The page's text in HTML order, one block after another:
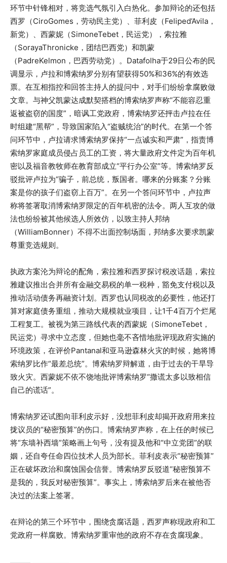
环节中针锋相对，将竞选气氛引入白热化。参加辩论的还包括
西罗（CiroGomes，劳动民主党）、菲利皮（Feliped’Avila，
新党）、西蒙妮（SimoneTebet，民运党），索拉雅
（SorayaThronicke，团结巴西党）和凯蒙
（PadreKelmon，巴西劳动党）。Datafolha于29日公布的民
调显示，卢拉和博索纳罗分别有望获得50%和36%的有效选
票。在互相指控和回答主持人的提问中，对手们纷纷拿腐败做
文章。与神父凯蒙达成默契搭档的博索纳罗声称“不能容忍重
返被盗窃的国度”，暗讽工党政府，博索纳罗还抨击卢拉在任
时组建“黑帮”，导致国家陷入“盗贼统治”的时代。在第一个答
问环节中，卢拉请求博索纳罗保持“一点诚实和严肃”，指责博
索纳罗家庭成员侵占员工的工资，将大量政府文件定为百年机
密以及福音教牧师在教育部成立“平行办公室”等。博索纳罗反
驳批评卢拉为“骗子，前总统，叛国者。哪来的分账案？分账
案是你的孩子们盗窃上百万”。在另一个答问环节中，卢拉声
称将签署取消博索纳罗限定的百年机密的法令。两人互攻的做
法也纷纷被其他候选人所效仿，以致主持人邦纳
（WilliamBonner）不得不出面控制场面，邦纳多次要求凯蒙
尊重竞选规则。
执政方案沦为辩论的配角，索拉雅和西罗探讨税改话题，索拉
雅建议推出合并所有金融交易税的单一税种，豁免支付税以及
推动活动债务再融资计划。西罗也认同税改的必要性，他还打
算对家庭债务重组，推动大规模就业项目，让1千4百万个烂尾
工程复工。被视为第三路线代表的西蒙妮（SimoneTebet，
民运党）寻求中立态度，但她也毫不吝惜地批评现政府实施的
环境政策，在评价Pantanal和亚马逊森林火灾的时候，她将博
索纳罗比作“最差总统”。博索纳罗辩解道，由于过去的干旱导
致火灾。西蒙妮不依不饶地批评博索纳罗“撒谎太多以致相信
自己的谎话”。
博索纳罗还试图向菲利皮示好，没想菲利皮却揭开政府用来拉
拢议员的“秘密预算”的伤口。博索纳罗声称，在上任的时候已
将“东墙补西墙”策略画上句号，没有提及他和“中立党团”的联
姻，还自夸任命四位技术人员为部长。菲利皮表示“秘密预算”
正在破坏政治和腐蚀国会信誉。博索纳罗反驳道“秘密预算不
是我的，我反对秘密预算”。事实上，博索纳罗后来在被他否
决过的法案上签署。
在辩论的第三个环节中，围绕贪腐话题，西罗声称现政府和工
党政府一样腐败。博索纳罗重审他的政府不存在贪腐现象。